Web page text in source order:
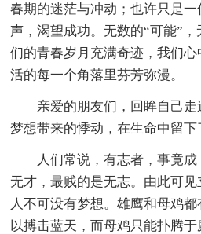
春期的迷茫与冲动；也许只是
声，渴望成功。无数的“可能”
们的青春岁月充满奇迹，我们
活的每一个角落里芬芳弥漫。
亲爱的朋友们，回眸自己
梦想带来的悸动，在生命中留下
人们常说，有志者，事竟
无才，最贱的是无志。由此可见
人不可没有梦想。雄鹰和母鸡
以搏击蓝天，而母鸡只能扑腾